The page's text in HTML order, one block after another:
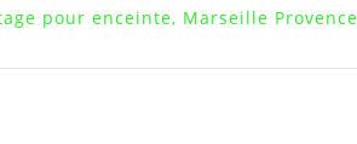
pour enceinte, Marseille Provence